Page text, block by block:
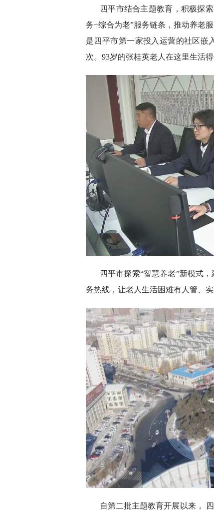
四平市结合主题教育，积极探
务+综合为老”服务链条，推动养老
是四平市第一家投入运营的社区嵌
次。93岁的张桂英老人在这里生活得
四平市探索“智慧养老”新模式
务热线，让老人生活困难有人管、实
自第二批主题教育开展以来，